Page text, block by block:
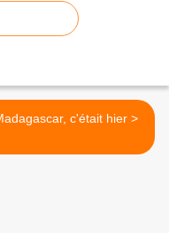
Madagascar, c'était hier >